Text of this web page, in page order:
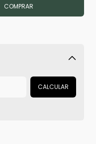
Alterar CEP
CALCULAR